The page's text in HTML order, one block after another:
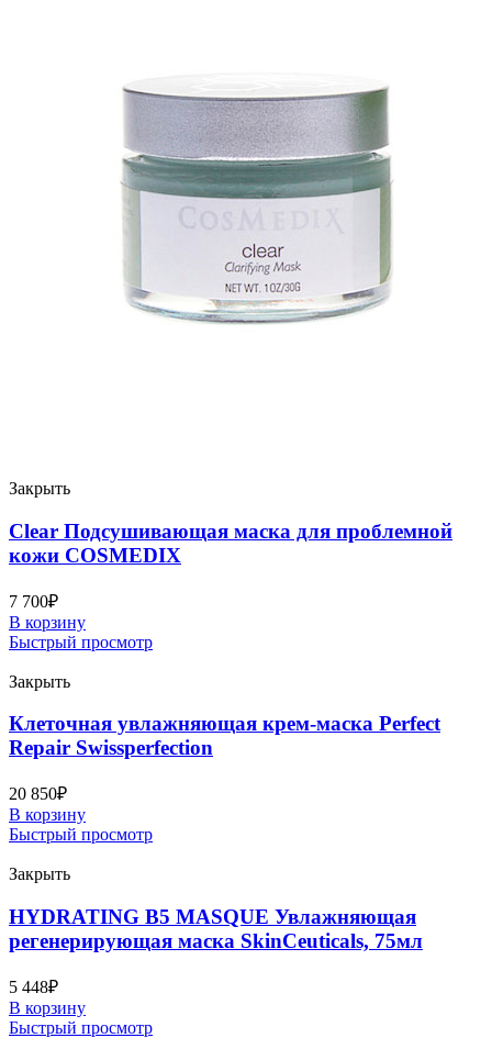
Закрыть
Clear Подсушивающая маска для проблемной
кожи COSMEDIX
7 700₽
В корзину
Быстрый просмотр
Закрыть
Клеточная увлажняющая крем-маска Perfect
Repair Swissperfection
20 850₽
В корзину
Быстрый просмотр
Закрыть
HYDRATING B5 MASQUE Увлажняющая
регенерирующая маска SkinCeuticals, 75мл
5 448₽
В корзину
Быстрый просмотр